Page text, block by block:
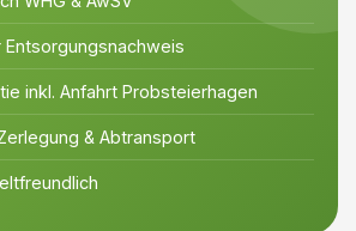
inkl. Anfahrt Probsteierhagen
& Abtransport